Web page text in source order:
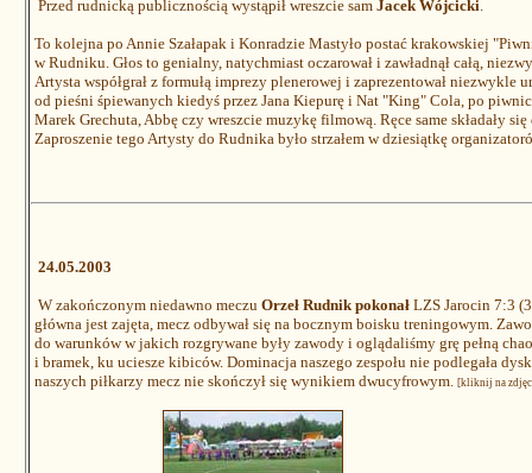
Przed rudnicką publicznością wystąpił wreszcie sam Jacek Wójcicki
To kolejna po Annie Szałapak i Konradzie Mastyło postać krakowskiej
w Rudniku. Głos to genialny, natychmiast oczarował i zawładnął całą,
Artysta współgrał z formułą imprezy plenerowej i zaprezentował niezwykle
od pieśni śpiewanych kiedyś przez Jana Kiepurę i Nat "King" Cola, po
Marek Grechuta, Abbę czy wreszcie muzykę filmową. Ręce same składały
Zaproszenie tego Artysty do Rudnika było strzałem w dziesiątkę
24.05.2003
W zakończonym niedawno meczu Orzeł Rudnik pokonał LZS Jarocin 7:3
główna jest zajęta, mecz odbywał się na bocznym boisku treningowym.
do warunków w jakich rozgrywane były zawody i oglądaliśmy grę pełną
i bramek, ku uciesze kibiców. Dominacja naszego zespołu nie podlegała
naszych piłkarzy mecz nie skończył się wynikiem dwucyfrowym. [kliknij na